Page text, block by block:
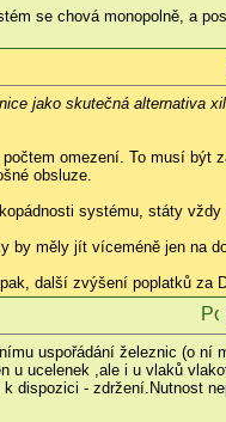
se chová monopolně, a
jako skutečná alternativa
omezení. To musí být
obsluze.
systému, státy
měly jít víceméně jen na
další zvýšení poplatků za
uspořádání železnic (o ní
u ucelenek ,ale i u vlaků
dispozici - zdržení.Nutnost